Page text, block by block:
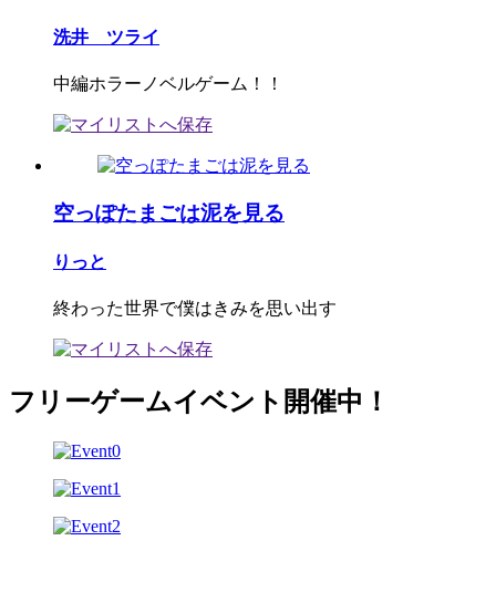
洗井 ツライ
中編ホラーノベルゲーム！！
空っぽたまごは泥を見る
りっと
終わった世界で僕はきみを思い出す
フリーゲームイベント開催中！